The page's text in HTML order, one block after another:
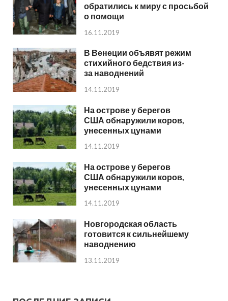
обратились к миру с просьбой
о помощи
16.11.2019
В Венеции объявят режим
стихийного бедствия из-
за наводнений
14.11.2019
На острове у берегов
США обнаружили коров,
унесенных цунами
14.11.2019
На острове у берегов
США обнаружили коров,
унесенных цунами
14.11.2019
Новгородская область
готовится к сильнейшему
наводнению
13.11.2019